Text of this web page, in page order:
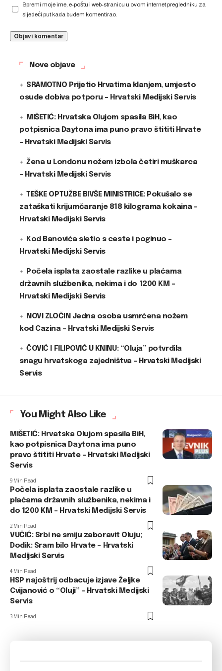
Spremi moje ime, e-poštu i web-stranicu u ovom internet pregledniku za
sljedeći put kada budem komentirao.
Nove objave
SRAMOTNO Prijetio Hrvatima klanjem, umjesto
osude dobiva potporu – Hrvatski Medijski Servis
MIŠETIĆ: Hrvatska Olujom spasila BiH, kao
potpisnica Daytona ima puno pravo štititi Hrvate
– Hrvatski Medijski Servis
Žena u Londonu nožem izbola četiri muškarca
– Hrvatski Medijski Servis
TEŠKE OPTUŽBE BIVŠE MINISTRICE: Pokušalo se
zataškati krijumčaranje 818 kilograma kokaina –
Hrvatski Medijski Servis
Kod Banovića sletio s ceste i poginuo –
Hrvatski Medijski Servis
Počela isplata zaostale razlike u plaćama
državnih službenika, nekima i do 1200 KM –
Hrvatski Medijski Servis
NOVI ZLOČIN Jedna osoba usmrćena nožem
kod Cazina – Hrvatski Medijski Servis
ČOVIĆ I FILIPOVIĆ U KNINU: “Oluja” potvrdila
snagu hrvatskoga zajedništva – Hrvatski Medijski
Servis
You Might Also Like
MIŠETIĆ: Hrvatska Olujom spasila BiH,
kao potpisnica Daytona ima puno
pravo štititi Hrvate – Hrvatski Medijski
Servis
9 Min Read
Počela isplata zaostale razlike u
plaćama državnih službenika, nekima i
do 1200 KM – Hrvatski Medijski Servis
2 Min Read
VUČIĆ: Srbi ne smiju zaboravit Oluju;
Dodik: Sram bilo Hrvate – Hrvatski
Medijski Servis
4 Min Read
HSP najoštrij odbacuje izjave Željke
Cvijanović o “Oluji” – Hrvatski Medijski
Servis
3 Min Read